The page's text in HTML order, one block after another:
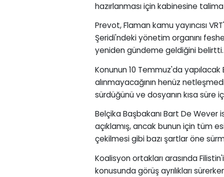
hazırlanması için kabinesine
Prevot, Flaman kamu yayıncısı
Şeridi'ndeki yönetim organını
yeniden gündeme geldiğini belirtti.
Konunun 10 Temmuz'da yapılacak
alınmayacağının henüz
sürdüğünü ve dosyanın kısa
Belçika Başbakanı Bart De Wever
açıklamış, ancak bunun için tüm
çekilmesi gibi bazı şartlar öne
Koalisyon ortakları arasında
konusunda görüş ayrılıkları